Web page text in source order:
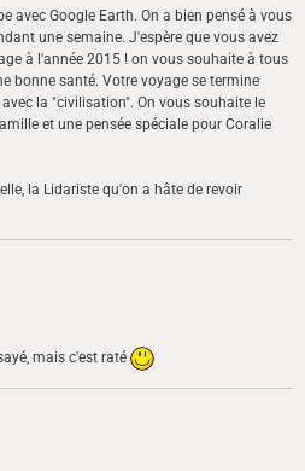
avec Google Earth. On a bien pensé à vous
une semaine. J'espère que vous avez
à l'année 2015 ! on vous souhaite à tous
bonne santé. Votre voyage se termine
la "civilisation". On vous souhaite le
et une pensée spéciale pour Coralie
la Lidariste qu'on a hâte de revoir
mais c'est raté